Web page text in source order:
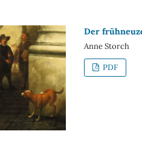
Der
Anne Storch
PDF